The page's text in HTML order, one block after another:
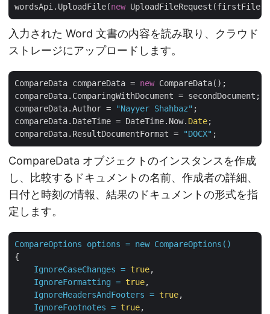
wordsApi.UploadFile(new
入力された Word 文書の内容を読み取り、クラウド
ストレージにアップロードします。
CompareData compareData = new CompareData();
compareData.ComparingWithDocument = secondDocument;
compareData.Author =
"Nayyer Shahbaz" ;
compareData.DateTime = DateTime.Now. Date;
compareData.ResultDocumentFormat =
"DOCX"
CompareData オブジェクトのインスタンスを作成
し、比較するドキュメントの名前、作成者の詳細、
日付と時刻の情報、結果のドキュメントの形式を指
定します。
CompareOptions options = new CompareOptions()
{
IgnoreCaseChanges = true,
IgnoreFormatting = true,
IgnoreHeadersAndFooters = true,
IgnoreFootnotes = true,